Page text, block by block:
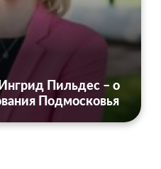
Пильдес – о
Подмосковья